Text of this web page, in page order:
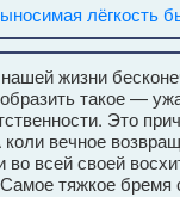
лёгкость
жизни
такое —
Это
вечное
во всей своей
Самое тяжкое